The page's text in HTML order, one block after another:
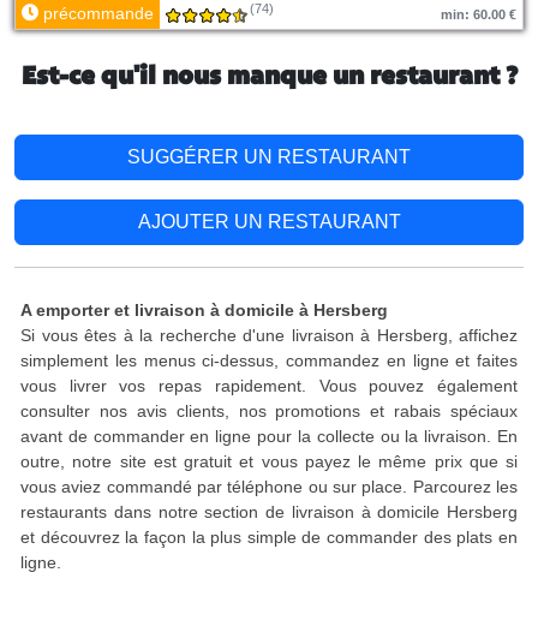
précommande (74) min: 60.00 €
Est-ce qu'il nous manque un restaurant ?
SUGGÉRER UN RESTAURANT
AJOUTER UN RESTAURANT
A emporter et livraison à domicile à Hersberg
Si vous êtes à la recherche d'une livraison à Hersberg, affichez
simplement les menus ci-dessus, commandez en ligne et faites
vous livrer vos repas rapidement. Vous pouvez également
consulter nos avis clients, nos promotions et rabais spéciaux
avant de commander en ligne pour la collecte ou la livraison. En
outre, notre site est gratuit et vous payez le même prix que si
vous aviez commandé par téléphone ou sur place. Parcourez les
restaurants dans notre section de livraison à domicile Hersberg
et découvrez la façon la plus simple de commander des plats en
ligne.